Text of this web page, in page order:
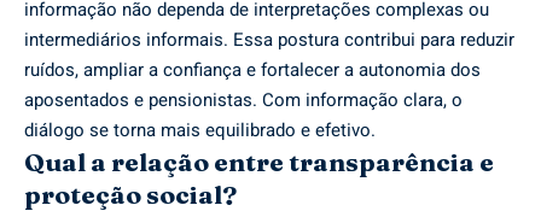
informação não dependa de interpretações complexas ou
intermediários informais. Essa postura contribui para reduzir
ruídos, ampliar a confiança e fortalecer a autonomia dos
aposentados e pensionistas. Com informação clara, o
diálogo se torna mais equilibrado e efetivo.
Qual a relação entre transparência e
proteção social?